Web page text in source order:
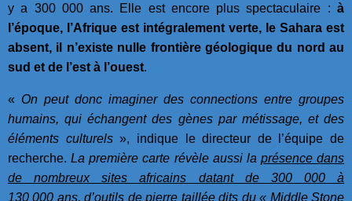
y a 300 000 ans. Elle est encore plus spectaculaire : à
l’époque, l’Afrique est intégralement verte, le Sahara est
absent, il n’existe nulle frontière géologique du nord au
sud et de l’est à l’ouest.
« On peut donc imaginer des connections entre groupes
humains, qui échangent des gènes par métissage, et des
éléments culturels», indique le directeur de l’équipe de
recherche.La première carte révèle aussi la présence dans
de nombreux sites africains datant de 300 000 à
130 000 ans, d’outils de pierre tailléedits du « Middle Stone